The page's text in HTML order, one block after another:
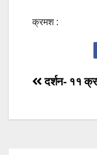
क्रमश :
Post
दर्शन- ११